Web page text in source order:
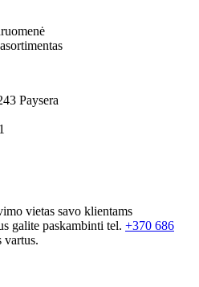
Paysera
vietas savo klientams
galite paskambinti tel. +370 686
vartus.